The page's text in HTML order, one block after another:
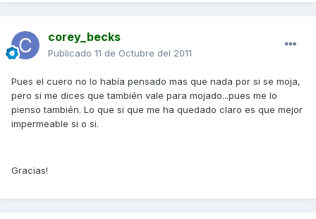
corey_becks
Publicado 11 de Octubre del 2011
Pues el cuero no lo había pensado mas que nada por si se moja,
pero si me dices que también vale para mojado...pues me lo
pienso también. Lo que si que me ha quedado claro es que mejor
impermeable si o si.
Gracias!